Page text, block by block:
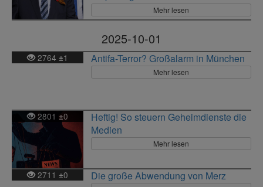
Mehr lesen
2025-10-01
2764 ±1 Antifa-Terror? Großalarm in München
Mehr lesen
2801±0
Heftig! So steuern Geheimdienste die
Medien
Mehr lesen
2711 ±0 Die große Abwendung von Merz